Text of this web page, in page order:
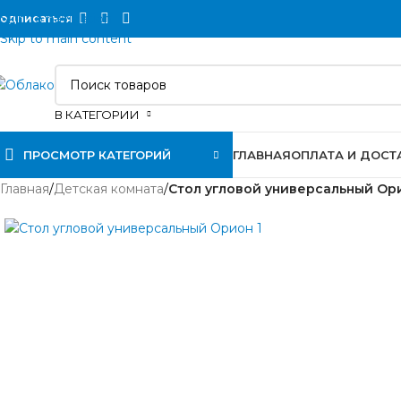
Skip to navigation
Skip to main content
В КАТЕГОРИИ
ПРОСМОТР КАТЕГОРИЙ ГЛАВНАЯОПЛАТА И
Главная/Детская комната/Стол угловой универсальный